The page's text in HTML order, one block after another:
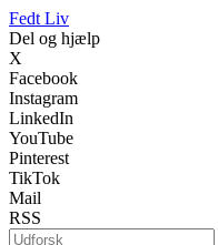
Fedt Liv
Del og hjælp
X
Facebook
Instagram
LinkedIn
YouTube
Pinterest
TikTok
Mail
RSS